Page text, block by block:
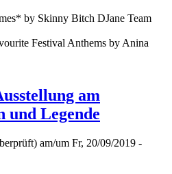
by Skinny Bitch DJane Team
Festival Anthems by Anina
am
und Legende
am/um Fr, 20/09/2019 -